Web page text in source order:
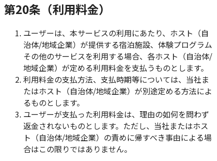
第20条（利用料金）
ユーザーは、本サービスの利用にあたり、ホスト（自
治体/地域企業）が提供する宿泊施設、体験プログラム
その他のサービスを利用する場合、各ホスト（自治体/
地域企業）が定める利用料金を支払うものとします。
利用料金の支払方法、支払時期等については、当社ま
たはホスト（自治体/地域企業）が別途定める方法によ
るものとします。
ユーザーが支払った利用料金は、理由の如何を問わず
返金されないものとします。ただし、当社またはホス
ト（自治体/地域企業）の責めに帰すべき事由による場
合はこの限りではありません。